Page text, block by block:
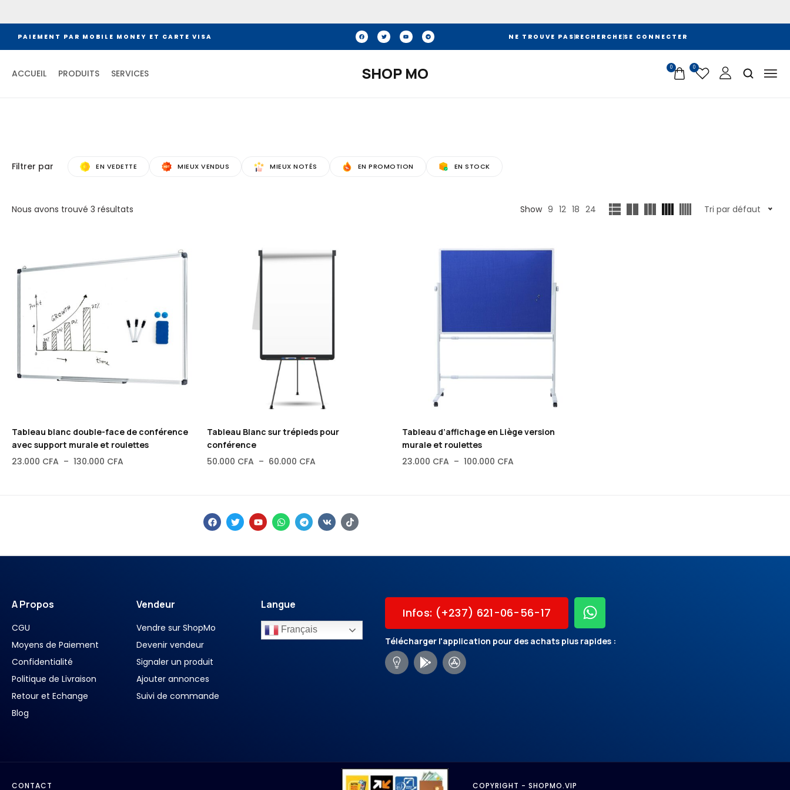
PAIEMENT PAR MOBILE MONEY ET CARTE VISA NE TROUVE PASRECHERCHESE CONNECTER
ACCUEIL PRODUITS SERVICES SHOP MO 0 0
Filtrer par EN VEDETTE MIEUX VENDUS MIEUX NOTÉS EN PROMOTION EN STOCK
Nous avons trouvé 3 résultats Show 9 12 18 24 Tri par défaut
Tableau blanc double-face de conférence
avec support murale et roulettes
23.000 CFA – 130.000 CFA
Tableau Blanc sur trépieds pour
conférence
50.000 CFA – 60.000 CFA
Tableau d’affichage en Liège version
murale et roulettes
23.000 CFA – 100.000 CFA
A Propos
CGU
Moyens de Paiement
Confidentialité
Politique de Livraison
Retour et Echange
Blog
Vendeur
Vendre sur ShopMo
Devenir vendeur
Signaler un produit
Ajouter annonces
Suivi de commande
Langue
Français
Infos: (+237) 621-06-56-17
Télécharger l'application pour des achats plus rapides :
CONTACT COPYRIGHT - SHOPMO.VIP